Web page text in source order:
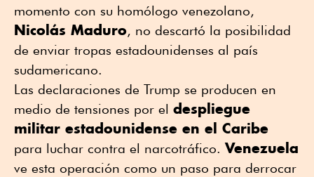
momento con su homólogo venezolano,
Nicolás Maduro, no descartó la posibilidad
de enviar tropas estadounidenses al país
sudamericano.
Las declaraciones de Trump se producen en
medio de tensiones por el despliegue
militar estadounidense en el Caribe
para luchar contra el narcotráfico.Venezuela
ve esta operación como un paso para derrocar